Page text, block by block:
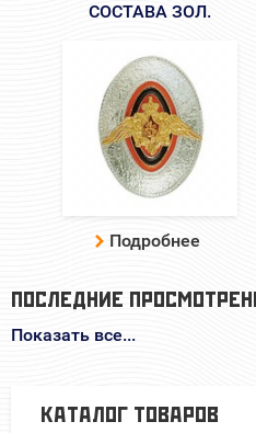
СОСТАВА ЗОЛ.
Подробнее
ПОСЛЕДНИЕ
Показать все...
КАТАЛОГ ТОВАРОВ